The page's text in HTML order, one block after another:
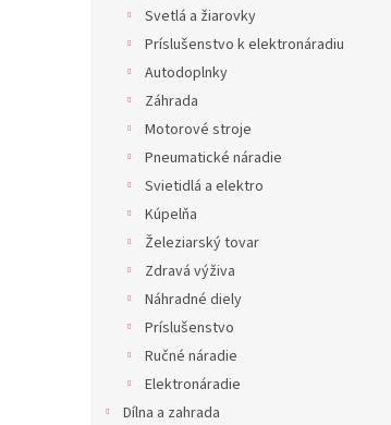
Svetlá a žiarovky
Príslušenstvo k elektronáradiu
Autodoplnky
Záhrada
Motorové stroje
Pneumatické náradie
Svietidlá a elektro
Kúpelňa
Železiarský tovar
Zdravá výživa
Náhradné diely
Príslušenstvo
Ručné náradie
Elektronáradie
Dílna a zahrada